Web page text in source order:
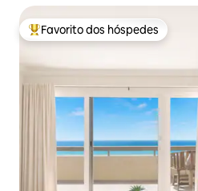
Favoritos dos hóspedes mais
Favorito dos hóspedes